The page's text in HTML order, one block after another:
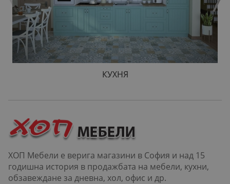
КУХНЯ
ХОП Мебели е верига магазини в София и над 15
годишна история в продажбата на мебели, кухни,
обзавеждане за дневна, хол, офис и др.